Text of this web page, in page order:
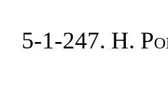
5-1-247. H.